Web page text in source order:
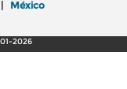
| México
2026